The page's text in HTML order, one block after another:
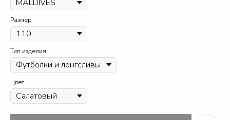
Размер
Тип изделия
Цвет